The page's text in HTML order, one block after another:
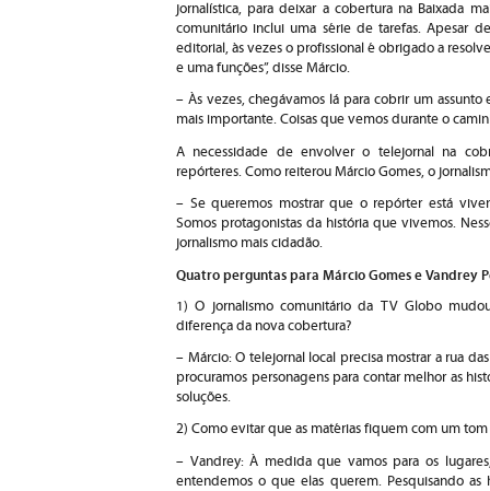
jornalística, para deixar a cobertura na Baixada
comunitário inclui uma série de tarefas. Apesar
editorial, às vezes o profissional é obrigado a
e uma funções”, disse Márcio.
– Às vezes, chegávamos lá para cobrir um
mais importante. Coisas que vemos durante o
A necessidade de envolver o telejornal na
repórteres. Como reiterou Márcio Gomes, o
– Se queremos mostrar que o repórter está
Somos protagonistas da história que vivemos.
jornalismo mais cidadão.
Quatro perguntas para Márcio Gomes e Vandrey
1) O jornalismo comunitário da TV Globo
diferença da nova cobertura?
– Márcio: O telejornal local precisa mostrar a rua
procuramos personagens para contar melhor as
soluções.
2) Como evitar que as matérias fiquem com um tom
– Vandrey: À medida que vamos para os
entendemos o que elas querem. Pesquisando as